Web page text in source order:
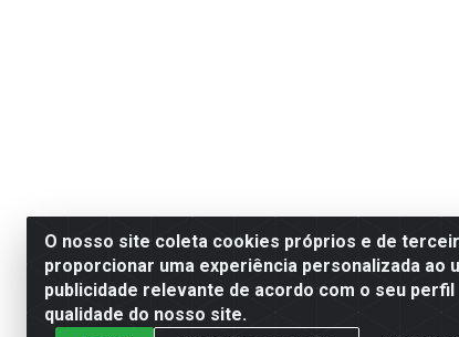
O nosso site coleta cookies próprios e de
proporcionar uma experiência personalizada ao
publicidade relevante de acordo com o seu
qualidade do nosso site.